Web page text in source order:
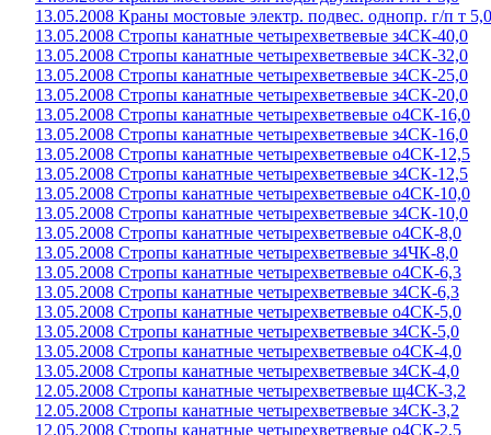
13.05.2008 Краны мостовые электр. подвес. однопр. г/п т 5,0
13.05.2008 Стропы канатные четырехветвевые з4СК-40,0
13.05.2008 Стропы канатные четырехветвевые з4СК-32,0
13.05.2008 Стропы канатные четырехветвевые з4СК-25,0
13.05.2008 Стропы канатные четырехветвевые з4СК-20,0
13.05.2008 Стропы канатные четырехветвевые о4СК-16,0
13.05.2008 Стропы канатные четырехветвевые з4СК-16,0
13.05.2008 Стропы канатные четырехветвевые о4СК-12,5
13.05.2008 Стропы канатные четырехветвевые з4СК-12,5
13.05.2008 Стропы канатные четырехветвевые о4СК-10,0
13.05.2008 Стропы канатные четырехветвевые з4СК-10,0
13.05.2008 Стропы канатные четырехветвевые о4СК-8,0
13.05.2008 Стропы канатные четырехветвевые з4ЧК-8,0
13.05.2008 Стропы канатные четырехветвевые о4СК-6,3
13.05.2008 Стропы канатные четырехветвевые з4СК-6,3
13.05.2008 Стропы канатные четырехветвевые о4СК-5,0
13.05.2008 Стропы канатные четырехветвевые з4СК-5,0
13.05.2008 Стропы канатные четырехветвевые о4СК-4,0
13.05.2008 Стропы канатные четырехветвевые з4СК-4,0
12.05.2008 Стропы канатные четырехветвевые щ4СК-3,2
12.05.2008 Стропы канатные четырехветвевые з4СК-3,2
12.05.2008 Стропы канатные четырехветвевые о4СК-2,5